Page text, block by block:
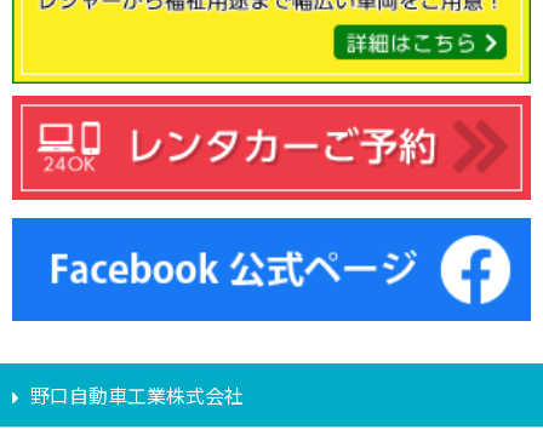
野口自動車工業株式会社